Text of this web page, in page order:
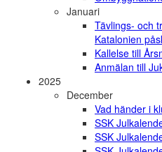
Januari
Tävlings- och
Katalonien
Kallelse till
Anmälan till
2025
December
Vad händer i
SSK
SSK